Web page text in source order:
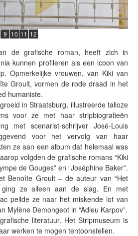
9 10 11 12
de grafische roman, heeft zich in
kunnen profileren als een icoon van
Opmerkelijke vrouwen, van Kiki van
Groult, vormen de rode draad in het
humaniste.
in Straatsburg, illustreerde talloze
voor ze met haar stripbiografieën
met scenarist-schrijver José-Louis
voor het vervolg van haar
ze aan een album dat helemaal was
volgden de grafische romans “Kiki
de Gouges” en “Joséphine Baker”.
Benoîte Groult – de auteur van “Het
ze alleen aan de slag. En met
peilde ze naar het miskende lot van
Mylène Demongeot in “Adieu Karpov”.
literatuur. Het Stripmuseum is
werken te mogen tentoonstellen.